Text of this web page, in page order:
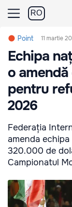
RO
Point 11 martie
Echipa
o
pentru
2026
Federația
amenda
320.000 de
Campionatul